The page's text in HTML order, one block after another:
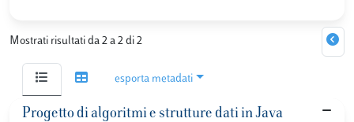
Mostrati risultati da 2 a 2 di 2
esporta metadati
Progetto di algoritmi e strutture dati in Java